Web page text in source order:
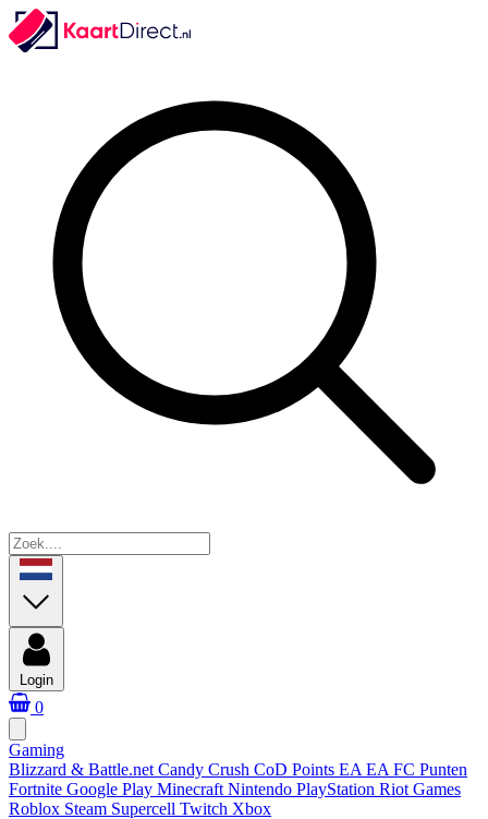
Login
0
Gaming
Blizzard & Battle.net Candy Crush CoD Points EA EA FC Punten
Fortnite Google Play Minecraft Nintendo PlayStation Riot Games
Roblox Steam Supercell Twitch Xbox